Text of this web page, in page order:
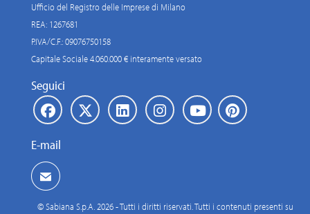
Ufficio del Registro delle Imprese di Milano
REA: 1267681
P.IVA/C.F.: 09076750158
Capitale Sociale 4.060.000 € interamente versato
Seguici
E-mail
© Sabiana S.p.A. 2026 - Tutti i diritti riservati. Tutti i contenuti presenti su